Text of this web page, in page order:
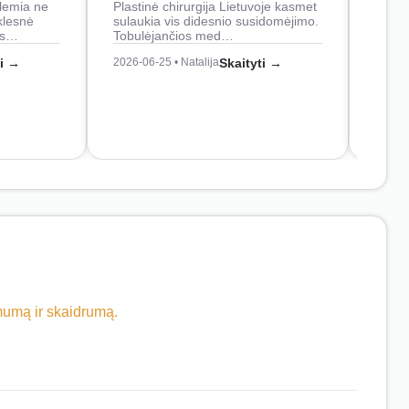
ne
→
Plastinė chirurgija Lietuvoje kasmet
sulaukia vis didesnio susidomėjimo.
Tobulėjančios med…
2026-06-25 • NatalijaSkaityti →
ir skaidrumą.